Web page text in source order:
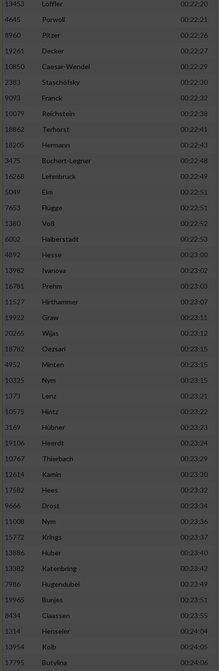
13453
Löffler
00:22:20
4645
Porwoll
00:22:21
8960
Pitzer
00:22:26
19261
Decker
00:22:27
10850
Caesar-Wendel
00:22:29
2383
Staschöfsky
00:22:30
9093
Franck
00:22:32
10079
Reichstein
00:22:38
18862
Terhorst
00:22:41
18205
Hermann
00:22:43
3475
Buchert-Legner
00:22:48
16268
Lehmbruck
00:22:49
5049
Eim
00:22:51
7653
Flügge
00:22:51
1380
Voß
00:22:52
6002
Halberstadt
00:22:53
4892
Hesse
00:23:00
13982
Ivanova
00:23:02
16781
Prehm
00:23:03
11527
Hirthammer
00:23:07
19922
Graw
00:23:11
20265
Wijas
00:23:12
18782
Oezsari
00:23:15
4952
Minten
00:23:15
10325
Nym
00:23:15
1373
Lenz
00:23:21
10575
Hintz
00:23:22
3169
Hübner
00:23:23
19106
Heerdt
00:23:24
10767
Thierbach
00:23:29
12614
Kamin
00:23:30
17582
Hees
00:23:32
9666
Drost
00:23:34
11008
Nym
00:23:36
15772
Krings
00:23:37
13886
Huber
00:23:40
13382
Katenbring
00:23:42
7986
Hugendubel
00:23:49
19965
Bunjes
00:23:51
8434
Claassen
00:23:55
1314
Henseler
00:24:04
13954
Kolb
00:24:05
17795
Butylina 00:24:06